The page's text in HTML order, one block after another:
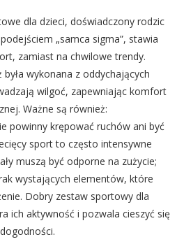
dla dzieci, doświadczony rodzic
„samca sigma”, stawia
zamiast na chwilowe trendy.
wykonana z oddychających
wilgoć, zapewniając komfort
Ważne są również:
powinny krępować ruchów ani być
sport to często intensywne
muszą być odporne na zużycie;
wystających elementów, które
Dobry zestaw sportowy dla
ich aktywność i pozwala cieszyć się